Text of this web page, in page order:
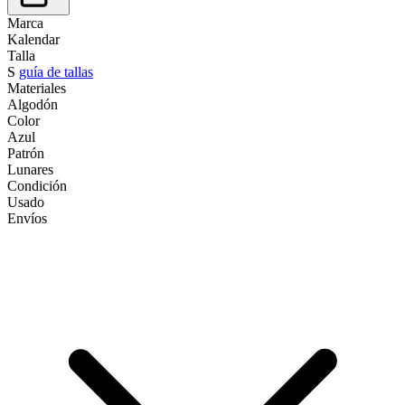
Marca
Kalendar
Talla
S guía de tallas
Materiales
Algodón
Color
Azul
Patrón
Lunares
Condición
Usado
Envíos